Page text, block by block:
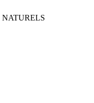
NATURELS